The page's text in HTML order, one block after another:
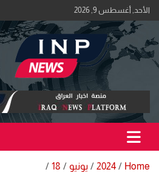
Skip
to
content
الأحد, أغسطس 9, 2026
منصة اخبار العراق
اكبر منصة خبرية في العراق | #الحقيقة_اولاً
Home
2024 يونيو
18